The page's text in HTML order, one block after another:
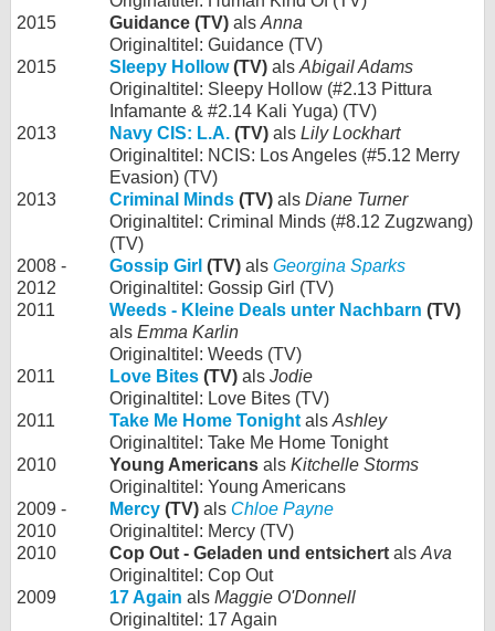
2015
Guidance (TV) als Anna
Originaltitel: Guidance (TV)
2015
Sleepy Hollow(TV) als Abigail Adams
Originaltitel: Sleepy Hollow (#2.13 Pittura
Infamante & #2.14 Kali Yuga) (TV)
2013
Navy CIS: L.A. (TV) als Lily Lockhart
Originaltitel: NCIS: Los Angeles (#5.12 Merry
Evasion) (TV)
2013
Criminal Minds (TV) als Diane Turner
Originaltitel: Criminal Minds (#8.12 Zugzwang)
(TV)
2008 -
2012
Gossip Girl (TV) als Georgina Sparks
Originaltitel: Gossip Girl (TV)
2011
Weeds - Kleine Deals unter Nachbarn (TV)
als Emma Karlin
Originaltitel: Weeds (TV)
2011
Love Bites (TV) als Jodie
Originaltitel: Love Bites (TV)
2011
Take Me Home Tonight als Ashley
Originaltitel: Take Me Home Tonight
2010
Young Americans als Kitchelle Storms
Originaltitel: Young Americans
2009 -
2010
Mercy (TV) als Chloe Payne
Originaltitel: Mercy (TV)
2010
Cop Out - Geladen und entsichert als Ava
Originaltitel: Cop Out
2009
17 Again als Maggie O'Donnell
Originaltitel: 17 Again